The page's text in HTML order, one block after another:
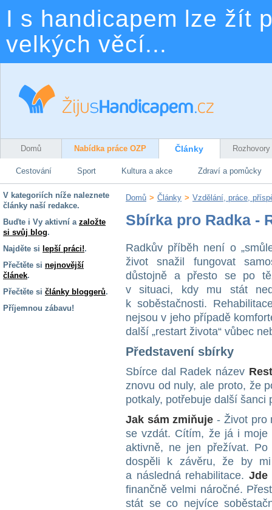
I s handicapem lze žít
velkých věcí...
Domů Nabídka práce OZP Články Rozhovory
Cestování Sport Kultura a akce Zdraví a pomůcky
V kategoriích níže naleznete
články naší redakce.
Buďte i Vy aktivní a založte
si svůj blog.
Najděte si lepší práci!.
Přečtěte si nejnovější
článek.
Přečtěte si články bloggerů.
Příjemnou zábavu!
Domů > Články > Vzdělání, práce,
Sbírka pro Radka -
Radkův příběh není o
život snažil fungovat
důstojně a přesto se po
v situaci, kdy mu stát
k soběstačnosti.
nejsou v jeho případě
další „restart života“ vůbec
Představení sbírky
Sbírce dal Radek název
znovu od nuly, ale proto, že
potkaly, potřebuje další šanci
Jak sám zmiňuje - Život pro
se vzdát. Cítím, že já i
aktivně, ne jen přežívat. Po
dospěli k závěru, že by mi
a následná rehabilitace. Jde
finančně velmi náročné.
stát se co nejvíce